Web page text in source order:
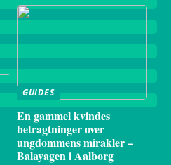
GUIDES
En gammel kvindes
betragtninger over
ungdommens mirakler –
Balayagen i Aalborg